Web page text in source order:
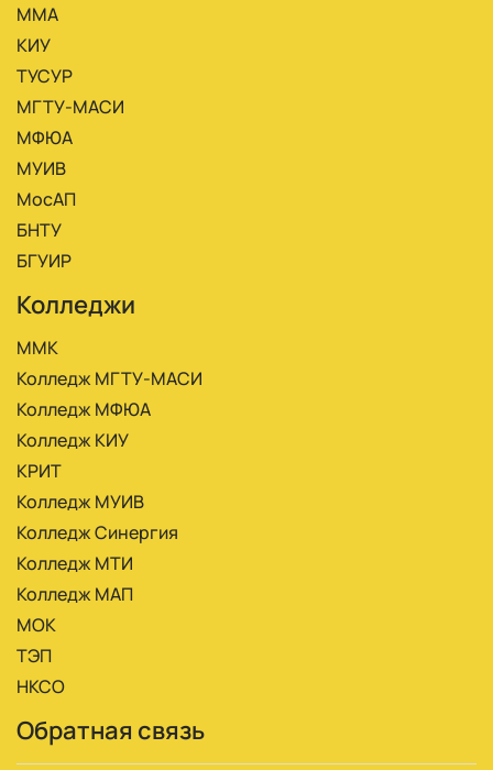
ММА
КИУ
ТУСУР
МГТУ-МАСИ
МФЮА
МУИВ
МосАП
БНТУ
БГУИР
Колледжи
ММК
Колледж МГТУ-МАСИ
Колледж МФЮА
Колледж КИУ
КРИТ
Колледж МУИВ
Колледж Синергия
Колледж МТИ
Колледж МАП
МОК
ТЭП
НКСО
Обратная связь